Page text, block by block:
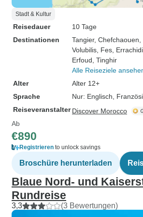
Stadt & Kultur
Reisedauer
10 Tage
Destinationen
Tangier, Chefchaouen
Volubilis , Fes ,
Erfoud , Tinghir
Alle Reiseziele
Alter
Alter 12+
Sprache
Nur: Englisch,
Reiseveranstalter Discover Morocco
Ab
€890
Registrieren to unlock savings
Broschüre herunterladen
Blaue Nord- und
Rundreise
3,3 (3 Bewertungen)